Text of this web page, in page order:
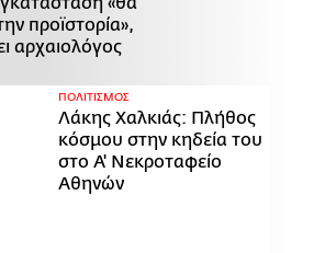
προϊστορία»,
αρχαιολόγος
ΠΟΛΙΤΙΣΜΟΣ
Λάκης Χαλκιάς: Πλήθος
κόσμου στην κηδεία του
στο Α' Νεκροταφείο
Αθηνών